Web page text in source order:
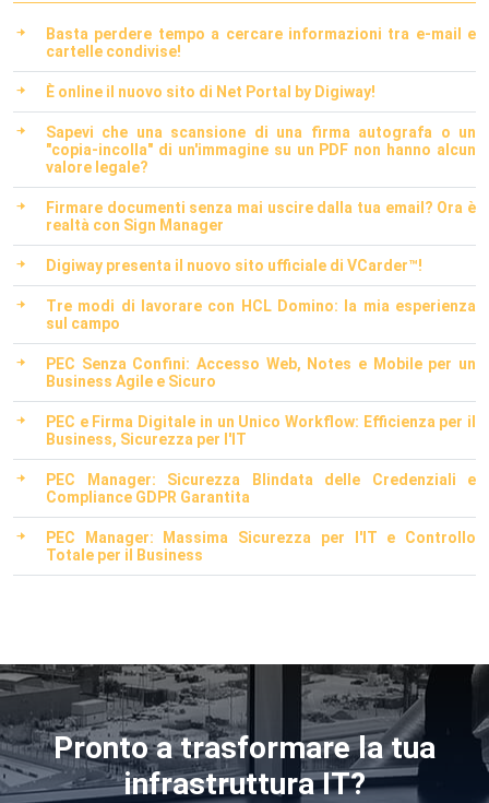
Basta perdere tempo a cercare informazioni tra e-mail e
cartelle condivise!
È online il nuovo sito di Net Portal by Digiway!
Sapevi che una scansione di una firma autografa o un
"copia-incolla" di un'immagine su un PDF non hanno alcun
valore legale?
Firmare documenti senza mai uscire dalla tua email? Ora è
realtà con Sign Manager
Digiway presenta il nuovo sito ufficiale di VCarder™!
Tre modi di lavorare con HCL Domino: la mia esperienza
sul campo
PEC Senza Confini: Accesso Web, Notes e Mobile per un
Business Agile e Sicuro
PEC e Firma Digitale in un Unico Workflow: Efficienza per il
Business, Sicurezza per l'IT
PEC Manager: Sicurezza Blindata delle Credenziali e
Compliance GDPR Garantita
PEC Manager: Massima Sicurezza per l'IT e Controllo
Totale per il Business
Pronto a trasformare la tua
infrastruttura IT?